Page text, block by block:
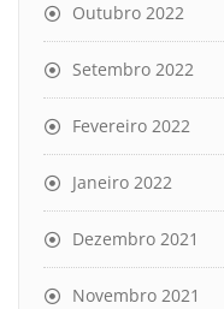
Outubro 2022
Setembro 2022
Fevereiro 2022
Janeiro 2022
Dezembro 2021
Novembro 2021